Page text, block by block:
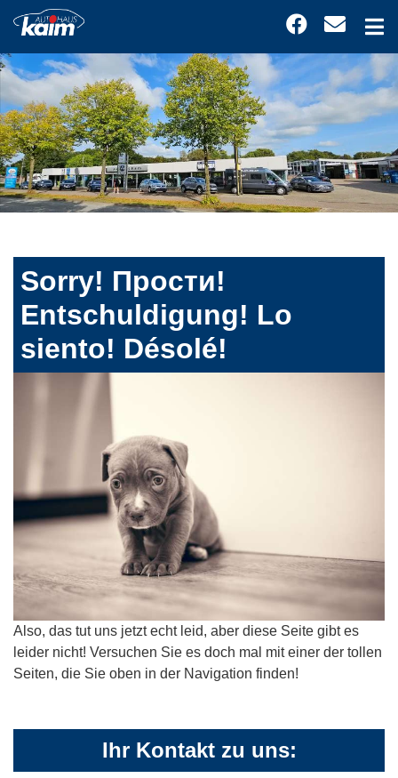
Sorry! Прости!
Entschuldigung! Lo
siento! Désolé!
Also, das tut uns jetzt echt leid, aber diese Seite gibt es
leider nicht! Versuchen Sie es doch mal mit einer der tollen
Seiten, die Sie oben in der Navigation finden!
Ihr Kontakt zu uns: